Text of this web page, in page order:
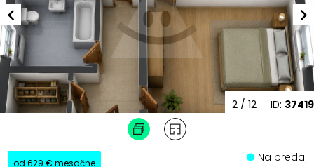
ID: 37419
2 / 12
od 629 € mesačne Na predaj